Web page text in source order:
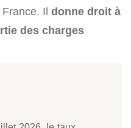
Il donne droit à
des charges